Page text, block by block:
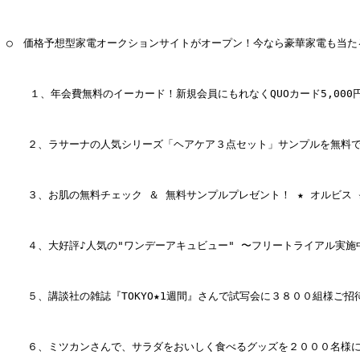
○　価格予想型家電オークションサイトがオープン！今なら豪華家電も当た
１、年会費無料のイーカード！新規会員にもれなくQUOカード5,000
２、ラサーナの人気シリーズ「ヘアケア３点セット」サンプルを無料
３、お肌の無料チェック ＆ 無料サンプルプレゼント！ ★ オルビス
４、大好評♪人気の"ワンデーアキュビュー" 〜フリートライアル実施
５、講談社の雑誌『TOKYO★1週間』さんで試写会に３８００組様ご招
６、ミツカンさんで、サラダをおいしく食べるグッズを２０００名様